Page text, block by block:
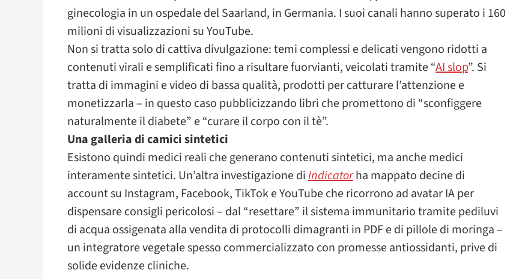
ginecologia in un ospedale del Saarland, in Germania. I suoi canali hanno superato i 160
milioni di visualizzazioni su YouTube.
Non si tratta solo di cattiva divulgazione: temi complessi e delicati vengono ridotti a
contenuti virali e semplificati fino a risultare fuorvianti, veicolati tramite “AI slop”. Si
tratta di immagini e video di bassa qualità, prodotti per catturare l’attenzione e
monetizzarla – in questo caso pubblicizzando libri che promettono di “sconfiggere
naturalmente il diabete” e “curare il corpo con il tè”.
Una galleria di camici sintetici
Esistono quindi medici reali che generano contenuti sintetici, ma anche medici
interamente sintetici. Un’altra investigazione diIndicatorha mappato decine di
account su Instagram, Facebook, TikTok e YouTube che ricorrono ad avatar IA per
dispensare consigli pericolosi – dal “resettare” il sistema immunitario tramite pediluvi
di acqua ossigenata alla vendita di protocolli dimagranti in PDF e di pillole di moringa –
un integratore vegetale spesso commercializzato con promesse antiossidanti, prive di
solide evidenze cliniche.